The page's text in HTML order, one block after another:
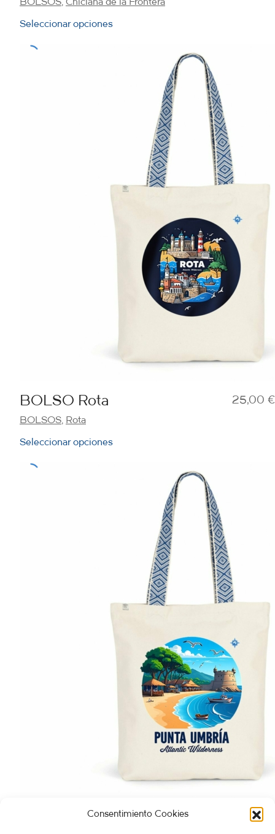
Consentimiento Cookies
Seleccionar opciones
BOLSO Rota
BOLSOS, Rota
Seleccionar opciones
25,00 €
BOLSO Punta Umbría 25,00